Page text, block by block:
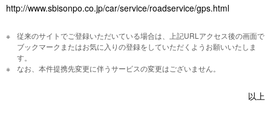
http://www.sbisonpo.co.jp/car/service/roadservice/gps.html
従来のサイトでご登録いただいている場合は、上記URLアクセス後の画面で
ブックマークまたはお気に入りの登録をしていただくようお願いいたしま
す。
なお、本件提携先変更に伴うサービスの変更はございません。
以上